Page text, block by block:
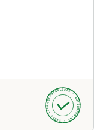
GECONTROLEERD ·
AUTOKOPEN.NL
· SINDS 1999 ·